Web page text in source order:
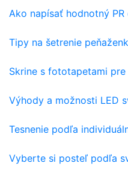
Ako napísať hodnotný PR
Tipy na šetrenie
Skrine s fototapetami
Výhody a možnosti LED
Tesnenie podľa
Vyberte si posteľ podľa